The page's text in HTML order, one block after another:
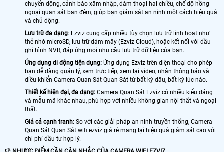
chuyển động, cảnh báo xâm nhập, đàm thoại hai chiều, chế độ hồng
ngoại quan sát ban đêm, giúp bạn giám sát an ninh một cách hiệu quả
và chủ động.
Lưu trữ đa dạng: Ezviz cung cấp nhiều tùy chọn lưu trữ linh hoạt như
thẻ nhớ microSD, lưu trữ đám mây (Ezviz Cloud), hoặc kết nối với đầu
ghi hình NVR, đáp ứng mọi nhu cầu lưu trữ dữ liệu của bạn.
Ứng dụng di động tiện dụng: Ứng dụng Ezviz trên điện thoại cho phép
bạn dễ dàng quản lý, xem trực tiếp, xem lại video, nhận thông báo và
điều khiển Camera Quan Sát Quan Sát từ bất kỳ đâu, bất kỳ lúc nào.
Thiết kế hiện đại, đa dạng: Camera Quan Sát Ezviz có nhiều kiểu dáng
và mẫu mã khác nhau, phù hợp với nhiều không gian nội thất và ngoại
thất.
Giá cả cạnh tranh: So với các giải pháp an ninh truyền thống, Camera
Quan Sát Quan Sát wifi ezviz giá rẻ mang lại hiệu quả giám sát cao với
chi phí đầu tư hợp lý.